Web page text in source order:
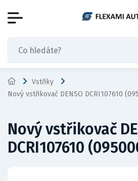
Vstřiky
Nový vstřikovač DENSO DCRI107610
Nový vstřikovač
DCRI107610